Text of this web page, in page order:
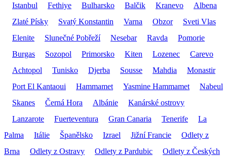
Istanbul
Fethiye Bulharsko Balčik Kranevo
Albena
Zlaté Písky
Svatý Konstantin Varna Obzor
Sveti Vlas
Elenite
Slunečné Pobřeží Nesebar Ravda
Pomorie
Burgas
Sozopol Primorsko Kiten Lozenec
Carevo
Achtopol
Tunisko Djerba Sousse Mahdia
Monastir
Port El Kantaoui
Hammamet Yasmine Hammamet
Nabeul
Skanes
Černá Hora Albánie
Kanárské ostrovy
Lanzarote
Fuerteventura Gran Canaria Tenerife
La
Palma
Itálie Španělsko Izrael Jižní Francie
Odlety z
Brna
Odlety z Ostravy Odlety z Pardubic
Odlety z Českých